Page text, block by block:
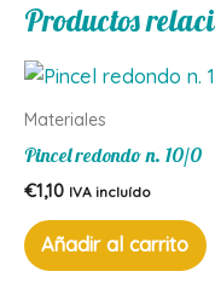
Productos
Materiales
Pincel redondo n. 10/0
€1,10 IVA incluído
Añadir al carrito